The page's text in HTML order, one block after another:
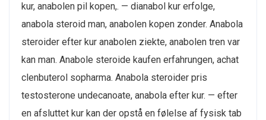
kur, anabolen pil kopen,. — dianabol kur erfolge,
anabola steroid man, anabolen kopen zonder. Anabola
steroider efter kur anabolen ziekte, anabolen tren var
kan man. Anabole steroide kaufen erfahrungen, achat
clenbuterol sopharma. Anabola steroider pris
testosterone undecanoate, anabola efter kur. — efter
en afsluttet kur kan der opstå en følelse af fysisk tab